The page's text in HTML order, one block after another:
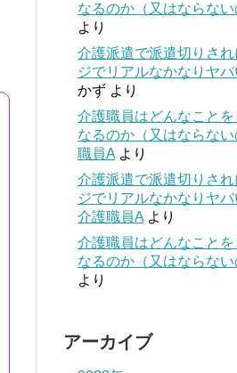
なるのか（又はならない
より
介護派遣で派遣切りさ
ジでリアルなかなりヤ
かず より
介護職員はどんなこと
なるのか（又はならない
職員A より
介護派遣で派遣切りさ
ジでリアルなかなりヤ
介護職員A より
介護職員はどんなこと
なるのか（又はならない
より
アーカイブ